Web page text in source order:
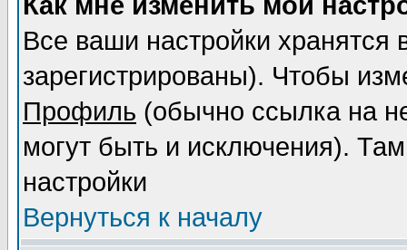
Все ваши настройки
зарегистрированы). Чтобы
Профиль (обычно ссылка на
могут быть и исключения).
настройки
Вернуться к началу